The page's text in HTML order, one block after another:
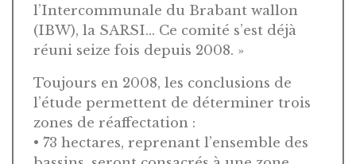
l’Intercommunale du Brabant wallon
(IBW), la SARSI… Ce comité s’est déjà
réuni seize fois depuis 2008. »
Toujours en 2008, les conclusions de
l’étude permettent de déterminer trois
zones de réaffectation :
• 73 hectares, reprenant l’ensemble des